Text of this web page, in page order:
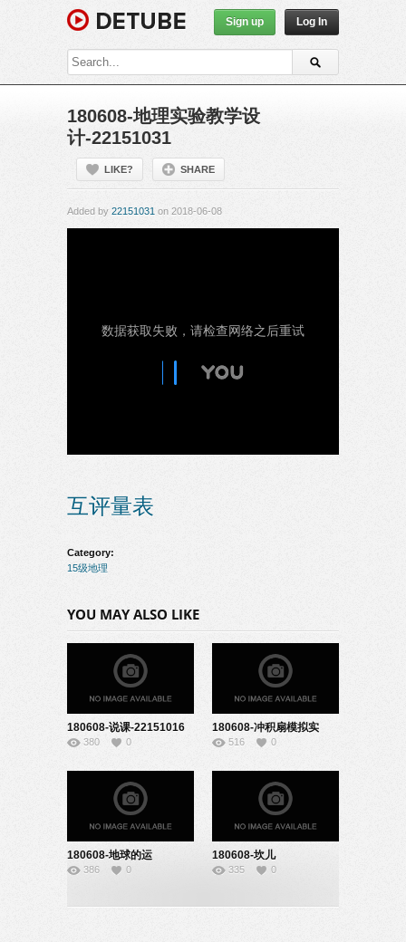
Sign up Log In
180608-地理实验教学设
计-22151031
LIKE? SHARE
Added by 22151031 on 2018-06-08
互评量表
Category:
15级地理
YOU MAY ALSO LIKE
180608-说课-22151016
380 0
180608-冲积扇模拟实
验-22151026
516 0
180608-地球的运
动-22151026
386 0
180608-坎儿
井-91171566
335 0